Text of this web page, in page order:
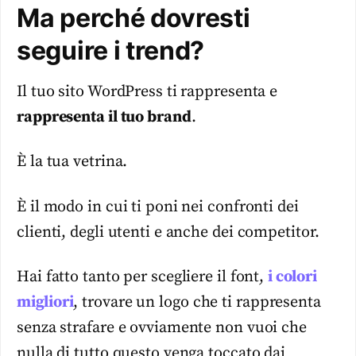
Ma perché dovresti
seguire i trend?
Il tuo sito WordPress ti rappresenta e
rappresenta il tuo brand.
È la tua vetrina.
È il modo in cui ti poni nei confronti dei
clienti, degli utenti e anche dei competitor.
Hai fatto tanto per scegliere il font,i colori
migliori, trovare un logo che ti rappresenta
senza strafare e ovviamente non vuoi che